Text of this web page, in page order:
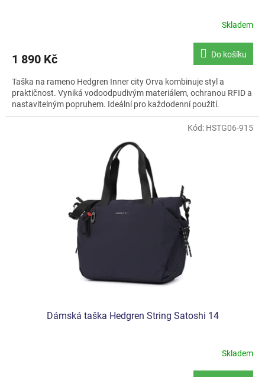
je
z
5
hvězdiček.
Skladem
1 890 Kč Do košíku
Taška na rameno Hedgren Inner city Orva kombinuje styl a
praktičnost. Vyniká vodoodpudivým materiálem, ochranou RFID a
nastavitelným popruhem. Ideální pro každodenní použití.
Dámská taška Hedgren String Satoshi 14
Skladem
Kód: HSTG06-915